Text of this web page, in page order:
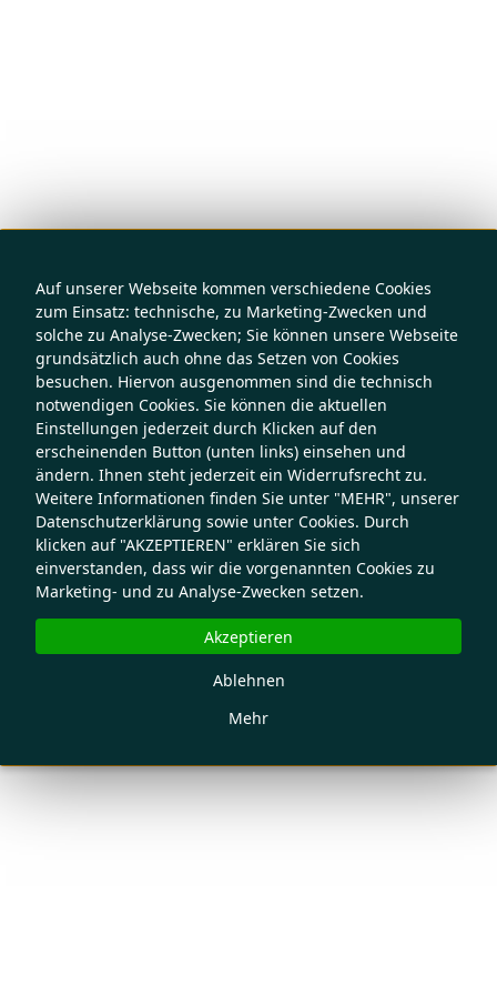
Auf unserer Webseite kommen verschiedene Cookies
zum Einsatz: technische, zu Marketing-Zwecken und
solche zu Analyse-Zwecken; Sie können unsere Webseite
grundsätzlich auch ohne das Setzen von Cookies
besuchen. Hiervon ausgenommen sind die technisch
notwendigen Cookies. Sie können die aktuellen
Einstellungen jederzeit durch Klicken auf den
erscheinenden Button (unten links) einsehen und
ändern. Ihnen steht jederzeit ein Widerrufsrecht zu.
Weitere Informationen finden Sie unter "MEHR", unserer
Datenschutzerklärung sowie unter Cookies. Durch
klicken auf "AKZEPTIEREN" erklären Sie sich
einverstanden, dass wir die vorgenannten Cookies zu
Marketing- und zu Analyse-Zwecken setzen.
Mehr
Ablehnen
Akzeptieren